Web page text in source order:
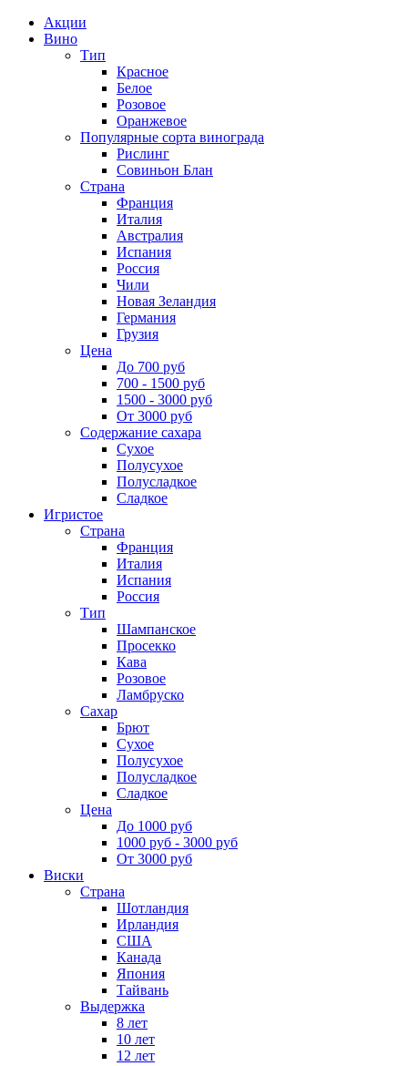
Акции
Вино
Тип
Красное
Белое
Розовое
Оранжевое
Популярные сорта винограда
Рислинг
Совиньон Блан
Страна
Франция
Италия
Австралия
Испания
Россия
Чили
Новая Зеландия
Германия
Грузия
Цена
До 700 руб
700 - 1500 руб
1500 - 3000 руб
От 3000 руб
Содержание сахара
Сухое
Полусухое
Полусладкое
Сладкое
Игристое
Страна
Франция
Италия
Испания
Россия
Тип
Шампанское
Просекко
Кава
Розовое
Ламбруско
Сахар
Брют
Сухое
Полусухое
Полусладкое
Сладкое
Цена
До 1000 руб
1000 руб - 3000 руб
От 3000 руб
Виски
Страна
Шотландия
Ирландия
США
Канада
Япония
Тайвань
Выдержка
8 лет
10 лет
12 лет